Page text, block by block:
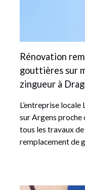
Rénovation
gouttières sur
zingueur à
L’entreprise
sur Argens proche
tous les travaux
remplacement de